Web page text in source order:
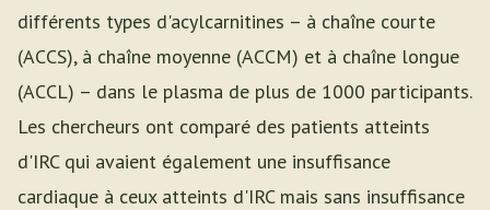
différents types d'acylcarnitines – à chaîne courte
(ACCS), à chaîne moyenne (ACCM) et à chaîne longue
(ACCL) – dans le plasma de plus de 1000 participants.
Les chercheurs ont comparé des patients atteints
d'IRC qui avaient également une insuffisance
cardiaque à ceux atteints d'IRC mais sans insuffisance